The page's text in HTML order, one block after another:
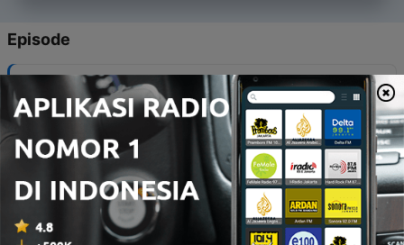
Episode
紹介するのは...『ニホンジン』
04 Agu 2026
175 - 紹介するのは...『白パンと独裁者』
28 Jul 2026
174 - 紹介するのは...『叛逆のサウンドトラック』
21 Jul 2026